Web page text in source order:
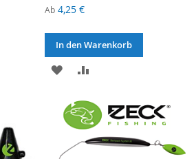
Ab 4,25 €
In den Warenkorb
ZUR
HINZUFÜGEN
HINZUFÜGEN